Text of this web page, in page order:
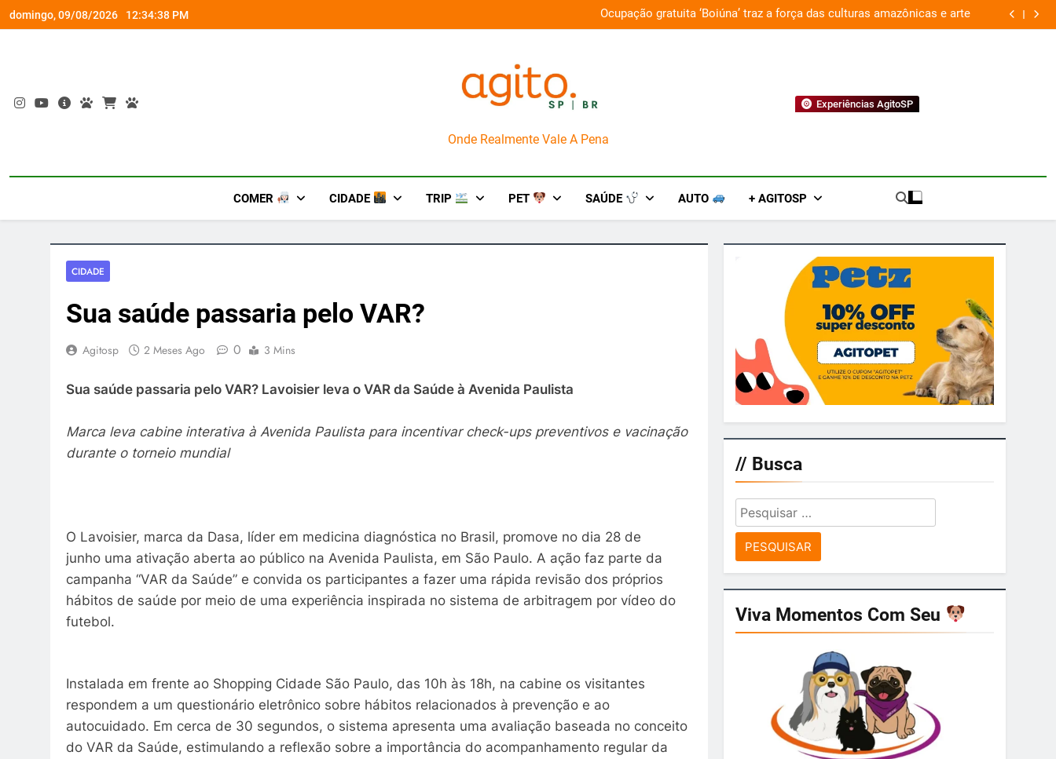
Skip
to
domingo, 09/08/2026 12:34:39 PM
de até 50% Ocupação gratuita ‘Boiúna’ traz a força das culturas amazônicas e arte
AgitoSP
Onde Realmente Vale A Pena
Experiências AgitoSP
COMER CIDADE TRIP PET SAÚDE AUTO + AGITOSP
CIDADE
Sua saúde passaria pelo VAR?
Agitosp 2 Meses Ago 0 3 Mins
Sua saúde passaria pelo VAR? Lavoisier leva o VAR da Saúde à Avenida Paulista
Marca leva cabine interativa à Avenida Paulista para incentivar check-ups preventivos e vacinação
durante o torneio mundial
O Lavoisier, marca da Dasa, líder em medicina diagnóstica no Brasil, promove no dia 28 de
junho uma ativação aberta ao público na Avenida Paulista, em São Paulo. A ação faz parte da
campanha “VAR da Saúde” e convida os participantes a fazer uma rápida revisão dos próprios
hábitos de saúde por meio de uma experiência inspirada no sistema de arbitragem por vídeo do
futebol.
Instalada em frente ao Shopping Cidade São Paulo, das 10h às 18h, na cabine os visitantes
respondem a um questionário eletrônico sobre hábitos relacionados à prevenção e ao
autocuidado. Em cerca de 30 segundos, o sistema apresenta uma avaliação baseada no conceito
do VAR da Saúde, estimulando a reflexão sobre a importância do acompanhamento regular da
// Busca
Pesquisar
por:
Viva Momentos Com Seu